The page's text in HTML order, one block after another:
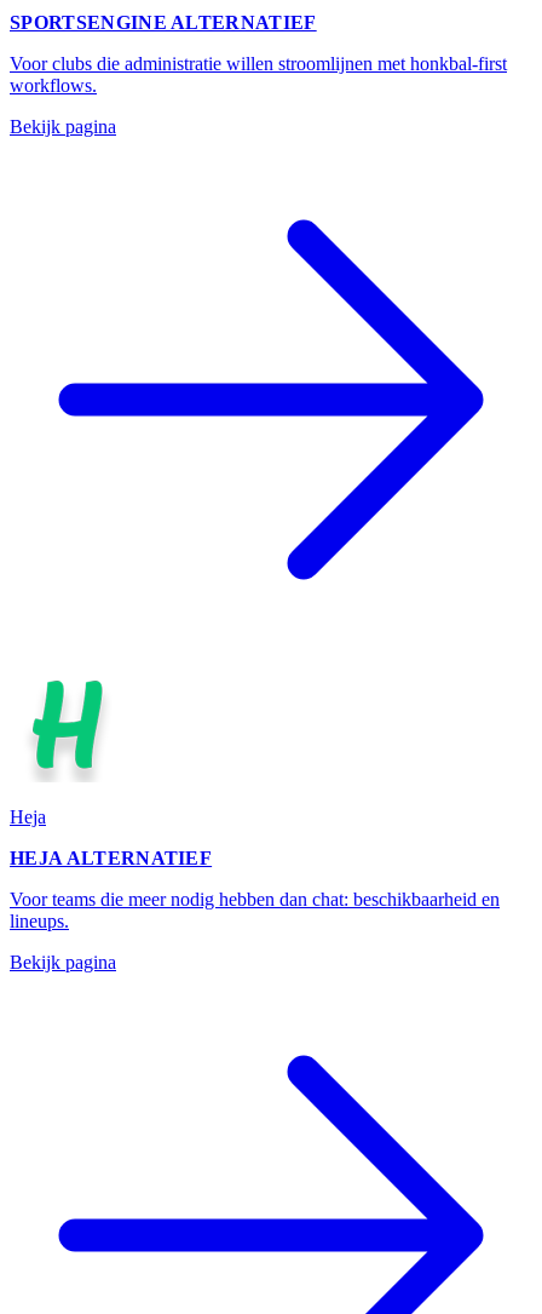
SPORTSENGINE ALTERNATIEF
Voor clubs die administratie willen stroomlijnen met honkbal-first
workflows.
Bekijk pagina
Heja
HEJA ALTERNATIEF
Voor teams die meer nodig hebben dan chat: beschikbaarheid en
lineups.
Bekijk pagina